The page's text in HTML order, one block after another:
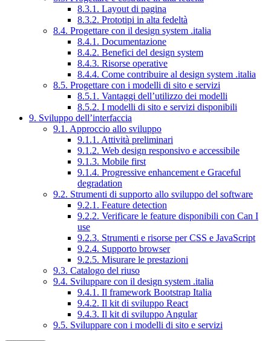
8.3.1. Layout di pagina
8.3.2. Prototipi in alta fedeltà
8.4. Progettare con il design system .italia
8.4.1. Documentazione
8.4.2. Benefici del design system
8.4.3. Risorse operative
8.4.4. Come contribuire al design system .italia
8.5. Progettare con i modelli di sito e servizi
8.5.1. Vantaggi dell’utilizzo dei modelli
8.5.2. I modelli di sito e servizi disponibili
9. Sviluppo dell’interfaccia
9.1. Approccio allo sviluppo
9.1.1. Attività preliminari
9.1.2. Web design responsivo e accessibile
9.1.3. Mobile first
9.1.4. Progressive enhancement e Graceful
degradation
9.2. Strumenti di supporto allo sviluppo del software
9.2.1. Feature detection
9.2.2. Verificare le feature disponibili con Can I
use
9.2.3. Strumenti e risorse per CSS e JavaScript
9.2.4. Supporto browser
9.2.5. Misurare le prestazioni
9.3. Catalogo del riuso
9.4. Sviluppare con il design system .italia
9.4.1. Il framework Bootstrap Italia
9.4.2. Il kit di sviluppo React
9.4.3. Il kit di sviluppo Angular
9.5. Sviluppare con i modelli di sito e servizi